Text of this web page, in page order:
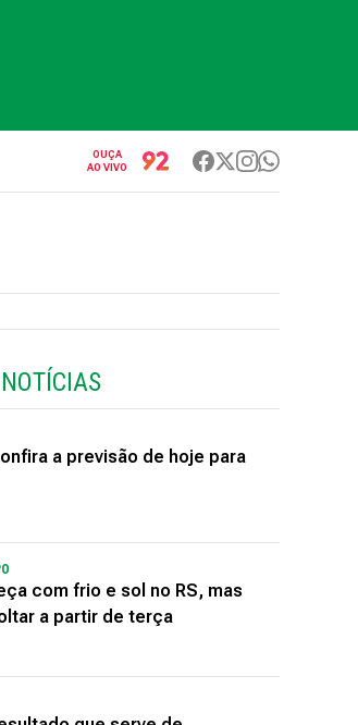
OUÇA
AO VIVO
a previsão de hoje para
com frio e sol no RS, mas
a partir de terça